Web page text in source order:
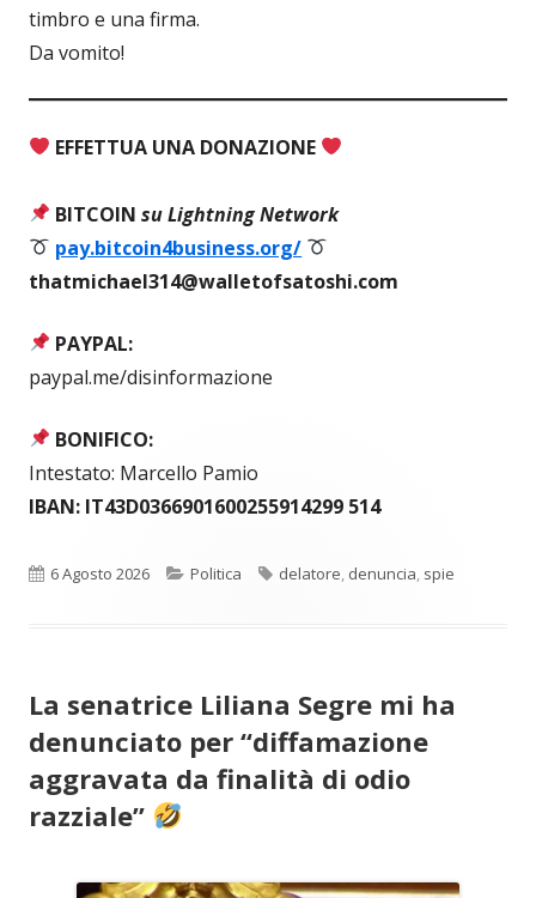
timbro e una firma.
Da vomito!
EFFETTUA UNA DONAZIONE
BITCOIN su Lightning Network
pay.bitcoin4business.org/
thatmichael314@walletofsatoshi.com
PAYPAL:
paypal.me/disinformazione
BONIFICO:
Intestato: Marcello Pamio
IBAN: IT43D0366901600255914299 514
Pubblicato
6 Agosto 2026 Categorie
Politica Tag
delatore denuncia spie
La senatrice Liliana Segre mi ha
denunciato per “diffamazione
aggravata da finalità di odio
razziale”